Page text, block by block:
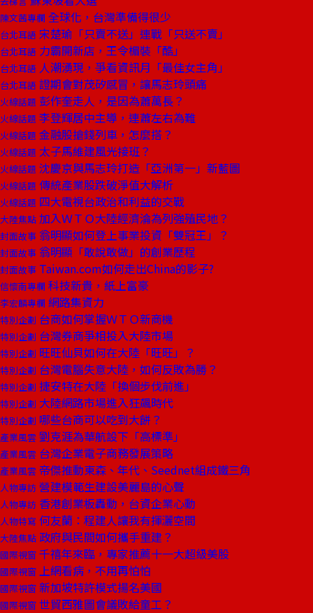
陳文茜專欄 全球化，台灣準備得很少
台北耳語 宋楚瑜「只賣不送」連戰「只送不賣」
台北耳語 力霸開新店，王令楣裝「酷」
台北耳語 人潮湧現，爭看資訊月「最佳女主角」
台北耳語 證期會對茂矽感冒，讓馬志玲頭痛
火線話題 彭作奎走人，是因為蕭萬長？
火線話題 李登輝居中主導，連蕭左右為難
火線話題 金融股搶錢列車，怎麼搭？
火線話題 太子馬維建風光接班？
火線話題 沈慶京與馬志玲打造「亞洲第一」新藍圖
火線話題 傳統產業股跌破淨值大解析
火線話題 四大電視台政治和利益的交戰
大陸焦點 加入ＷＴＯ大陸經濟淪為列強殖民地？
封面故事 翁明顯如何登上事業投資「雙冠王」？
封面故事 翁明顯「敢說敢做」的創業歷程
封面故事 Taiwan.com如何走出China的影子?
信懷南專欄 科技新貴，紙上富豪
李宏麟專欄 網路集資力
特別企劃 台商如何掌握ＷＴＯ新商機
特別企劃 台灣券商爭相投入大陸市場
特別企劃 旺旺仙貝如何在大陸「旺旺」？
特別企劃 台灣電腦失意大陸，如何反敗為勝？
特別企劃 捷安特在大陸「換個步伐前進」
特別企劃 大陸網路市場進入狂飆時代
特別企劃 哪些台商可以吃到大餅？
產業風雲 劉克涯為華航設下「高標準」
產業風雲 台灣企業電子商務發展策略
產業風雲 帝傑推動東森、年代、Seednet組成鐵三角
人物專訪 營建模範生建設美麗島的心聲
人物專訪 香港創業板轟動，台資企業心動
人物特寫 何友蘭：程建人讓我有揮灑空間
大陸焦點 政府與民間如何攜手重建？
國際視窗 千禧年來臨，專家推薦十一大超級美股
國際視窗 上網看病，不用再怕怕
國際視窗 新加坡特許模式揚名美國
國際視窗 世貿西雅圖會議敗給童工？